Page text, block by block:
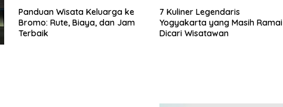
Panduan Wisata Keluarga ke
Bromo: Rute, Biaya, dan Jam
Terbaik
7 Kuliner Legendaris
Yogyakarta yang Masih Ramai
Dicari Wisatawan